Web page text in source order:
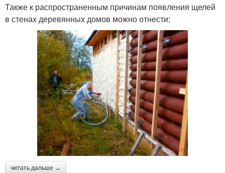
Также к распространенным причинам появления щелей
в стенах деревянных домов можно отнести:
читать дальше →